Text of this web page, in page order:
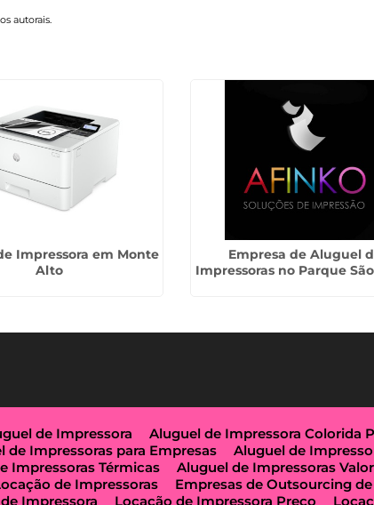
autorais.
Impressora em Monte
Alto
Empresa de Aluguel
Impressoras no Parque
de Impressora Aluguel de Impressora Colorida
de Impressoras para Empresas
Aluguel de
Impressoras Térmicas Aluguel de Impressoras Valor
de Impressoras
Empresas de Outsourcing
Impressora Locação de Impressora Preço